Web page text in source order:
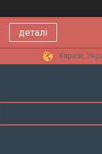
деталі
Харків,